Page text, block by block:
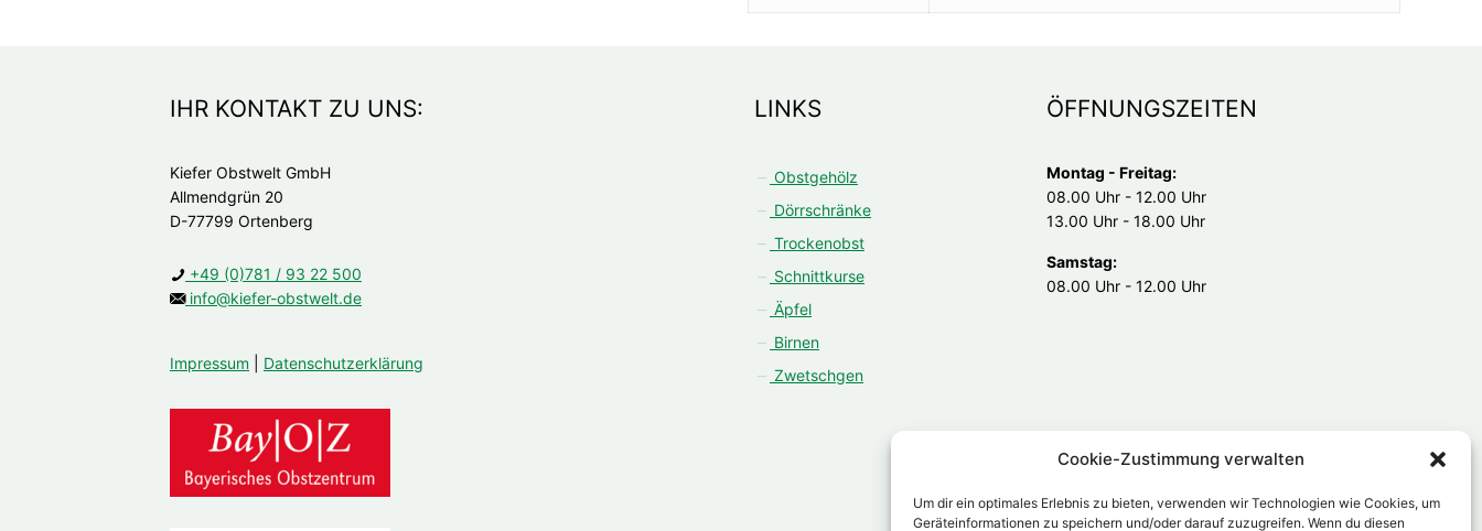
Cookie-Zustimmung verwalten
Um dir ein optimales Erlebnis zu bieten, verwenden wir Technologien wie Cookies, um
Geräteinformationen zu speichern und/oder darauf zuzugreifen. Wenn du diesen
IHR KONTAKT ZU UNS:
Kiefer Obstwelt GmbH
Allmendgrün 20
D-77799 Ortenberg
+49 (0)781 / 93 22 500
info@kiefer-obstwelt.de
Impressum Datenschutzerklärung
LINKS
Obstgehölz
Dörrschränke
Trockenobst
Schnittkurse
Äpfel
Birnen
Zwetschgen
ÖFFNUNGSZEITEN
Montag - Freitag:
08.00 Uhr - 12.00 Uhr
13.00 Uhr - 18.00 Uhr
Samstag:
08.00 Uhr - 12.00 Uhr